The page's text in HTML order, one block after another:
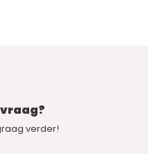
vraag?
verder!